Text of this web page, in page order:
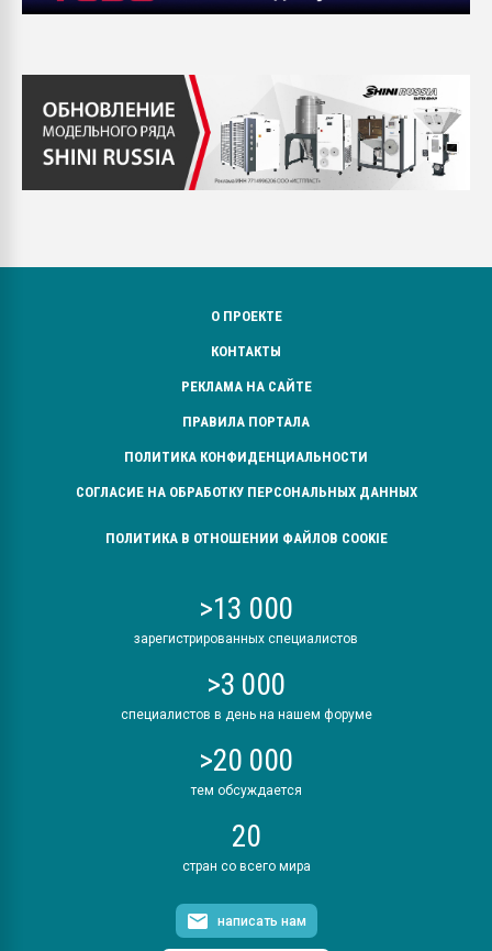
О ПРОЕКТЕ
КОНТАКТЫ
РЕКЛАМА НА САЙТЕ
ПРАВИЛА ПОРТАЛА
ПОЛИТИКА КОНФИДЕНЦИАЛЬНОСТИ
СОГЛАСИЕ НА ОБРАБОТКУ ПЕРСОНАЛЬНЫХ ДАННЫХ
ПОЛИТИКА В ОТНОШЕНИИ ФАЙЛОВ COOKIE
>13 000
зарегистрированных специалистов
>3 000
специалистов в день на нашем форуме
>20 000
тем обсуждается
20
стран со всего мира
написать нам